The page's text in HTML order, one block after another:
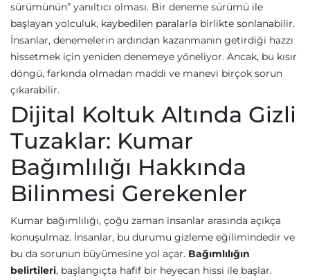
sürümünün” yanıltıcı olması. Bir deneme sürümü ile
başlayan yolculuk, kaybedilen paralarla birlikte sonlanabilir.
İnsanlar, denemelerin ardından kazanmanın getirdiği hazzı
hissetmek için yeniden denemeye yöneliyor. Ancak, bu kısır
döngü, farkında olmadan maddi ve manevi birçok sorun
çıkarabilir.
Dijital Koltuk Altında Gizli
Tuzaklar: Kumar
Bağımlılığı Hakkında
Bilinmesi Gerekenler
Kumar bağımlılığı, çoğu zaman insanlar arasında açıkça
konuşulmaz. İnsanlar, bu durumu gizleme eğilimindedir ve
bu da sorunun büyümesine yol açar. Bağımlılığın
belirtileri, başlangıçta hafif bir heyecan hissi ile başlar.